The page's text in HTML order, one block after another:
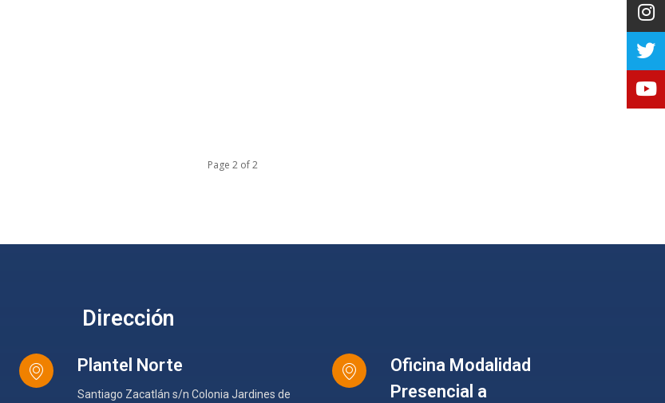
Page 2 of 2
Dirección
Plantel Norte
Santiago Zacatlán s/n Colonia Jardines de
Oficina Modalidad
Presencial a